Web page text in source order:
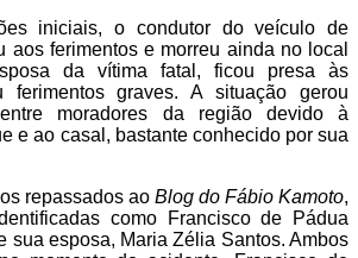
iniciais, o condutor do veículo de
aos ferimentos e morreu ainda no local
da vítima fatal, ficou presa às
ferimentos graves. A situação gerou
moradores da região devido à
e ao casal, bastante conhecido por sua
repassados ao Blog do Fábio Kamoto,
como Francisco de Pádua
sua esposa, Maria Zélia Santos. Ambos